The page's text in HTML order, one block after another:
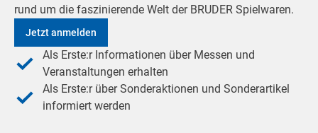
rund um die faszinierende Welt der BRUDER Spielwaren.
Jetzt anmelden
Als Erste:r Informationen über Messen und
Veranstaltungen erhalten
Als Erste:r über Sonderaktionen und Sonderartikel
informiert werden